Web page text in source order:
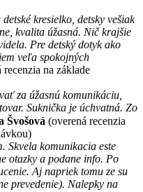
kresielko, detsky vešiak
kvalita úžasná. Nič krajšie
Pre detský dotyk ako
veľa spokojných
recenzia na základe
za úžasnú komunikáciu,
Suknička je úchvatná. Zo
Švošová (overená recenzia
Skvela komunikacia este
otazky a podane info. Po
Aj napriek tomu ze su
prevedenie). Nalepky na